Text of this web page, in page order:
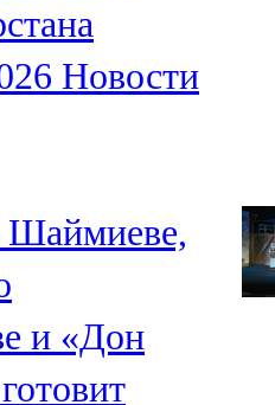
Новости
Шаймиеве,
и «Дон